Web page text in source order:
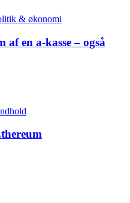
& økonomi
en a-kasse – også